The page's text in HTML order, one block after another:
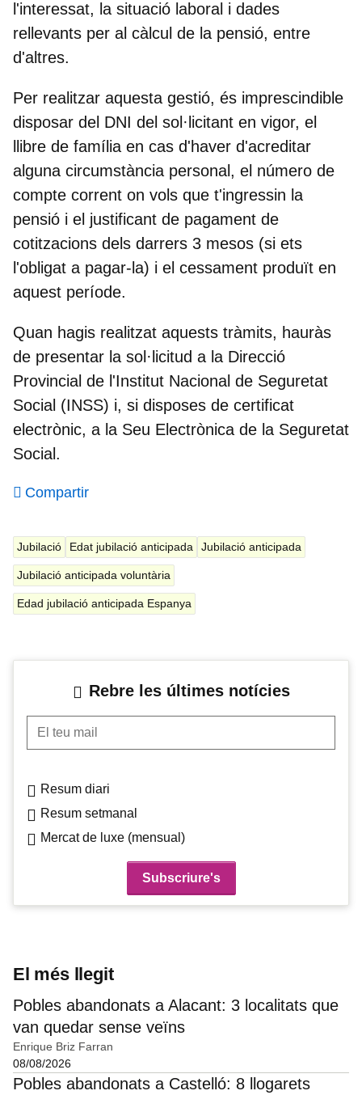
l'interessat, la situació laboral i dades
rellevants per al càlcul de la pensió, entre
d'altres.
Per realitzar aquesta gestió, és imprescindible
disposar del DNI del sol·licitant en vigor, el
llibre de família en cas d'haver d'acreditar
alguna circumstància personal, el número de
compte corrent on vols que t'ingressin la
pensió i el justificant de pagament de
cotitzacions dels darrers 3 mesos (si ets
l'obligat a pagar-la) i el cessament produït en
aquest període.
Quan hagis realitzat aquests tràmits, hauràs
de presentar la sol·licitud a la Direcció
Provincial de l'Institut Nacional de Seguretat
Social (INSS) i, si disposes de certificat
electrònic, a la Seu Electrònica de la Seguretat
Social.
Compartir
Jubilació Edat jubilació anticipada Jubilació anticipada
Jubilació anticipada voluntària
Edad jubilació anticipada Espanya
Rebre les últimes notícies
El teu mail
Resum diari
Resum setmanal
Mercat de luxe (mensual)
El més llegit
Pobles abandonats a Alacant: 3 localitats que
van quedar sense veïns
Enrique Briz Farran
08/08/2026
Pobles abandonats a Castelló: 8 llogarets